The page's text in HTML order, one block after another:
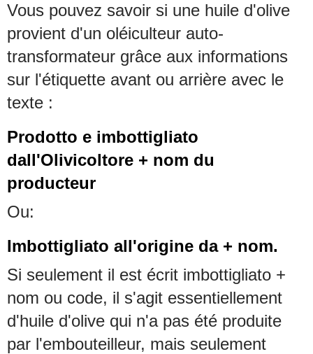
Vous pouvez savoir si une huile d'olive
provient d'un oléiculteur auto-
transformateur grâce aux informations
sur l'étiquette avant ou arrière avec le
texte :
Prodotto e imbottigliato
dall'Olivicoltore + nom du
producteur
Ou:
Imbottigliato all'origine da + nom.
Si seulement il est écrit imbottigliato +
nom ou code, il s'agit essentiellement
d'huile d'olive qui n'a pas été produite
par l'embouteilleur, mais seulement